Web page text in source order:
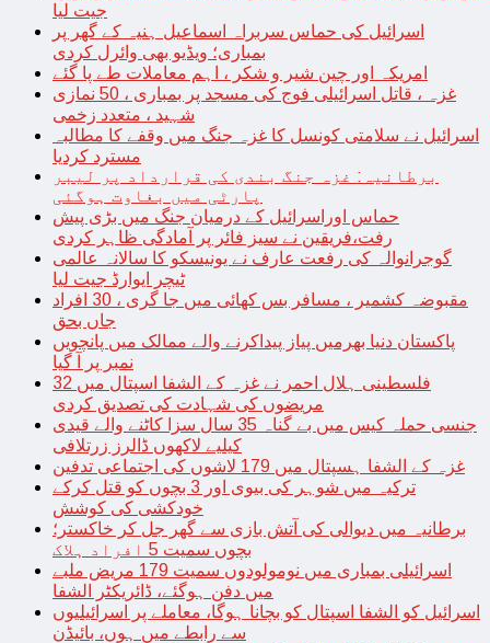
جیت لیا
اسرائیل کی حماس سربراہ اسماعیل ہنیہ کے گھر پر
بمباری؛ ویڈیو بھی وائرل کردی
امریکہ اور چین شیر و شکر ، اہم معاملات طے پا گئے
غزہ ، قاتل اسرائیلی فوج کی مسجد پر بمباری ، 50 نمازی
شہید ، متعدد زخمی
اسرائیل نے سلامتی کونسل کا غزہ جنگ میں وقفے کا مطالبہ
مسترد کردیا
برطانیہ: غزہ جنگ بندی کی قرارداد پر لیبر
پارٹی میں بغاوت ہوگئی
حماس اوراسرائیل کے درمیان جنگ میں بڑی پیش
رفت،فریقین نے سیز فائر پر آمادگی ظاہر کردی
گوجرانوالہ کی رفعت عارف نے یونیسکو کا سالانہ عالمی
ٹیچر ایوارڈ جیت لیا
مقبوضہ کشمیر ، مسافر بس کھائی میں جا گری ، 30 افراد
جاں بحق
پاکستان دنیا بھرمیں پیاز پیداکرنے والے ممالک میں پانچویں
نمبر پر آ گیا
فلسطینی ہلال احمر نے غزہ کے الشفا اسپتال میں 32
مریضوں کی شہادت کی تصدیق کردی
جنسی حملہ کیس میں بے گناہ 35 سال سزا کاٹنے والے قیدی
کیلیے لاکھوں ڈالرز زرتلافی
غزہ کے الشفا ہسپتال میں 179 لاشوں کی اجتماعی تدفین
ترکیہ میں شوہر کی بیوی اور 3 بچوں کو قتل کرکے
خودکشی کی کوشش
برطانیہ میں دیوالی کی آتش بازی سے گھر جل کر خاکستر؛
بچوں سمیت 5 افراد ہلاک
اسرائیلی بمباری میں نومولودوں سمیت 179 مریض ملبے
میں دفن ہوگئے، ڈائریکٹر الشفا
اسرائیل کو الشفا اسپتال کو بچانا ہوگا، معاملے پر اسرائیلیوں
سے رابطے میں ہوں، بائیڈن